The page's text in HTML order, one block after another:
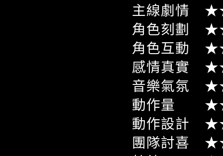
主線劇
角色刻
角色互
感情真
音樂氣
動作量
動作設
團隊討